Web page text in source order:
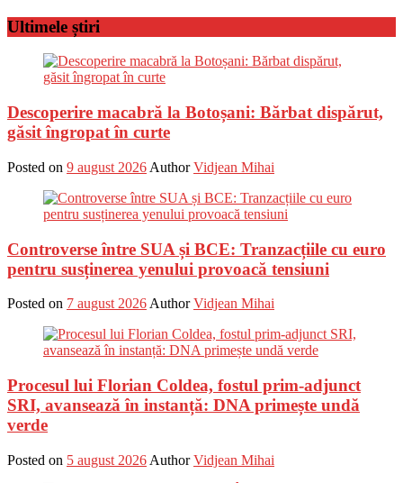
Ultimele știri
Descoperire macabră la Botoșani: Bărbat dispărut,
găsit îngropat în curte
Posted on 9 august 2026 Author Vidjean Mihai
Controverse între SUA și BCE: Tranzacțiile cu euro
pentru susținerea yenului provoacă tensiuni
Posted on 7 august 2026 Author Vidjean Mihai
Procesul lui Florian Coldea, fostul prim-adjunct
SRI, avansează în instanță: DNA primește undă
verde
Posted on 5 august 2026 Author Vidjean Mihai